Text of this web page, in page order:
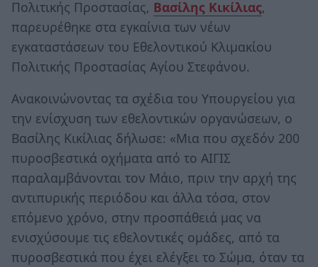
Πολιτικής Προστασίας, Βασίλης Κικίλιας,
παρευρέθηκε στα εγκαίνια των νέων
εγκαταστάσεων του Εθελοντικού Κλιμακίου
Πολιτικής Προστασίας Αγίου Στεφάνου.
Ανακοινώνοντας τα σχέδια του Υπουργείου για
την ενίσχυση των εθελοντικών οργανώσεων, ο
Βασίλης Κικίλιας δήλωσε: «Μια που σχεδόν 200
πυροσβεστικά οχήματα από το ΑΙΓΙΣ
παραλαμβάνονται τον Μάιο, πριν την αρχή της
αντιπυρικής περιόδου και άλλα τόσα, στον
επόμενο χρόνο, στην προσπάθειά μας να
ενισχύσουμε τις εθελοντικές ομάδες, από τα
πυροσβεστικά που έχει ελέγξει το Σώμα, όταν τα